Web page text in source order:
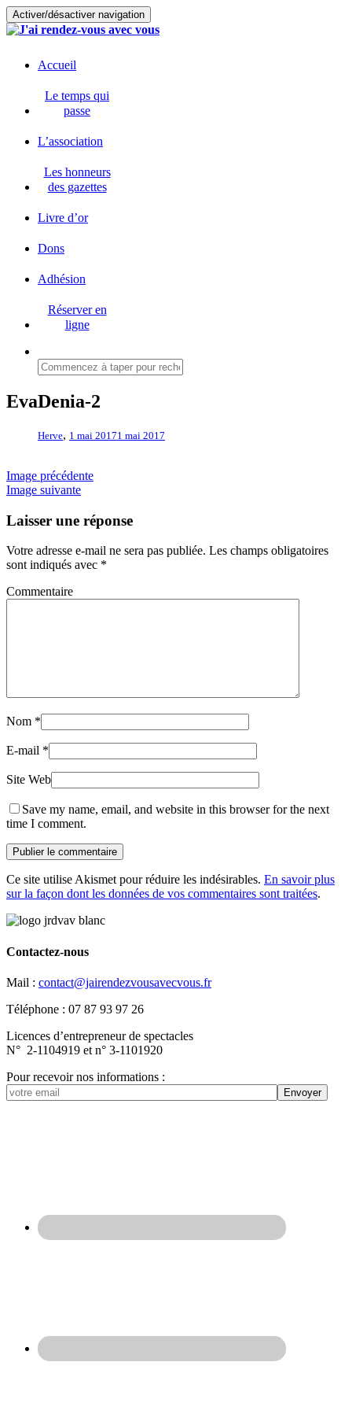
Activer/désactiver navigation
Accueil
Le temps qui
passe
L’association
Les honneurs
des gazettes
Livre d’or
Dons
Adhésion
Réserver en
ligne
EvaDenia-2
Herve, 1 mai 20171 mai 2017
Image précédente
Image suivante
Laisser une réponse
Votre adresse e-mail ne sera pas publiée. Les champs obligatoires
sont indiqués avec *
Commentaire
Nom *
E-mail *
Site Web
Save my name, email, and website in this browser for the next
time I comment.
Ce site utilise Akismet pour réduire les indésirables. En savoir plus
sur la façon dont les données de vos commentaires sont traitées.
Contactez-nous
Mail : contact@jairendezvousavecvous.fr
Téléphone : 07 87 93 97 26
Licences d’entrepreneur de spectacles
N° 2-1104919 et n° 3-1101920
Pour recevoir nos informations :